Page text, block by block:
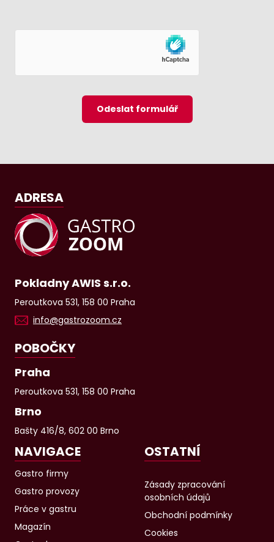
Odeslat formulář
ADRESA
Pokladny AWIS s.r.o.
Peroutkova 531, 158 00 Praha
info@gastrozoom.cz
POBOČKY
Praha
Peroutkova 531, 158 00 Praha
Brno
Bašty 416/8, 602 00 Brno
NAVIGACE
Gastro firmy
Gastro provozy
Práce v gastru
Magazín
OSTATNÍ
Zásady zpracování
osobních údajů
Obchodní podmínky
Cookies